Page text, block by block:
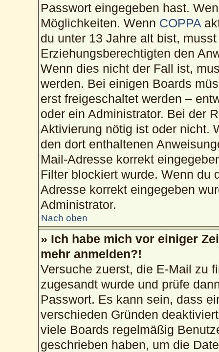
Passwort eingegeben hast.
Möglichkeiten. Wenn COPPA
du unter 13 Jahre alt bist,
Erziehungsberechtigten den
Wenn dies nicht der Fall ist,
werden. Bei einigen Boards
erst freigeschaltet werden –
oder ein Administrator. Bei der
Aktivierung nötig ist oder nicht.
den dort enthaltenen
Mail-Adresse korrekt
Filter blockiert wurde. Wenn du
Adresse korrekt eingegeben
Administrator.
Nach oben
» Ich habe mich vor einiger
mehr anmelden?!
Versuche zuerst, die E-Mail zu
zugesandt wurde und prüfe
Passwort. Es kann sein, dass
verschieden Gründen
viele Boards regelmäßig
geschrieben haben, um die